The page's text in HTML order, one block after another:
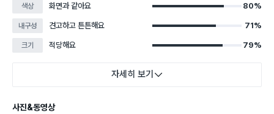
색상 화면과 같아요 80%
내구성 견고하고 튼튼해요 71%
크기 적당해요 79%
자세히 보기
사진&동영상